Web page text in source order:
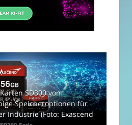
SD300 von
Speicheroptionen für
Industrie (Foto: Exascend